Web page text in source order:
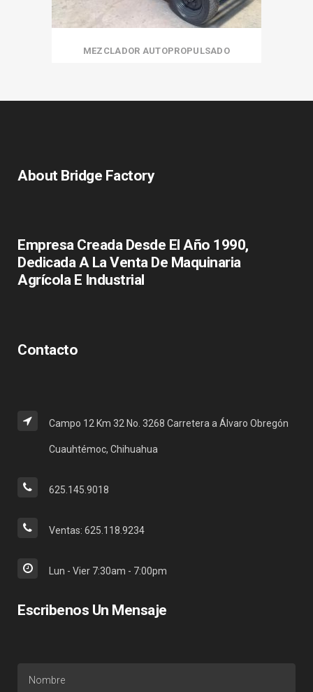
MEZCLADOR AUTOPROPULSADO
About Bridge Factory
Empresa Creada Desde El Año 1990,
Dedicada A La Venta De Maquinaria
Agrícola E Industrial
Contacto
Campo 12 Km 32 No. 3268 Carretera a Álvaro Obregón
Cuauhtémoc, Chihuahua
625.145.9018
Ventas: 625.118.9234
Lun - Vier 7:30am - 7:00pm
Escribenos Un Mensaje